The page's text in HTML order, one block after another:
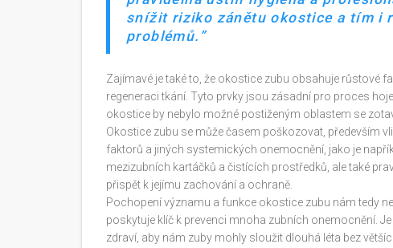
snížit riziko zánětu okostice a tím i
problémů.
Zajímavé je také to, že okostice zubu obsahuje růstové
regeneraci tkání. Tyto prvky jsou zásadní pro proces
okostice by nebylo možné postiženým oblastem se
Okostice zubu se může časem poškozovat, především
faktorů a jiných systemických onemocnění, jako je
mezizubních kartáčků a čistících prostředků, ale také
přispět k jejímu zachování a ochraně.
Pochopení významu a funkce okostice zubu nám tedy
poskytuje klíč k prevenci mnoha zubních onemocnění.
zdraví, aby nám zuby mohly sloužit dlouhá léta bez